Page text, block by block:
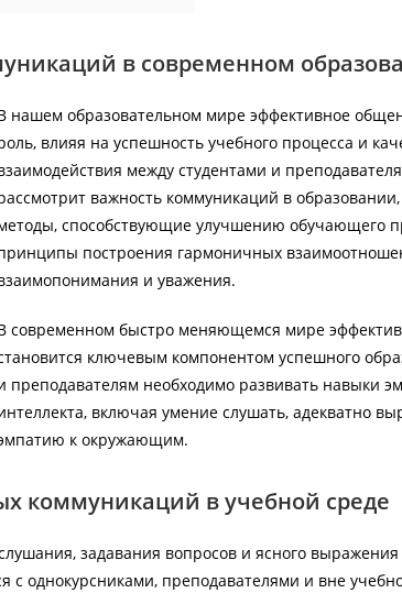
в современном
нашем образовательном мире эффективное
влияя на успешность учебного процесса и
между студентами и
важность коммуникаций в
способствующие улучшению обучающего
построения гармоничных
и уважения.
современном быстро меняющемся мире
ключевым компонентом успешного
преподавателям необходимо развивать навыки
включая умение слушать, адекватно
к окружающим.
коммуникаций в учебной среде
задавания вопросов и ясного
с однокурсниками, преподавателями и вне